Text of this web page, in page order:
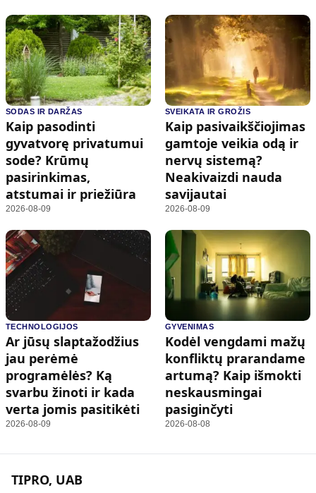
SODAS IR DARŽAS
Kaip pasodinti
gyvatvorę privatumui
sode? Krūmų
pasirinkimas,
atstumai ir priežiūra
2026-08-09
SVEIKATA IR GROŽIS
Kaip pasivaikščiojimas
gamtoje veikia odą ir
nervų sistemą?
Neakivaizdi nauda
savijautai
2026-08-09
TECHNOLOGIJOS
Ar jūsų slaptažodžius
jau perėmė
programėlės? Ką
svarbu žinoti ir kada
verta jomis pasitikėti
2026-08-09
GYVENIMAS
Kodėl vengdami mažų
konfliktų prarandame
artumą? Kaip išmokti
neskausmingai
pasiginčyti
2026-08-08
TIPRO, UAB